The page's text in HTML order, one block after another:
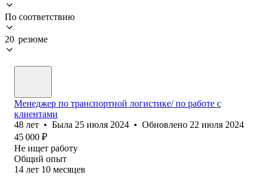
По соответствию
20 резюме
Менеджер по транспортной логистике/ по работе с
клиентами
48 лет • Была 25 июля 2024 • Обновлено 22 июля 2024
45 000 ₽
Не ищет работу
Общий опыт
14 лет 10 месяцев